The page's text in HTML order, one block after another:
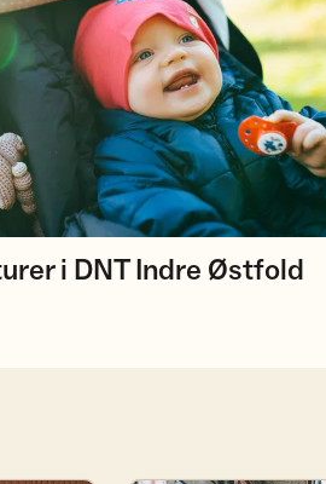
i DNT Indre Østfold